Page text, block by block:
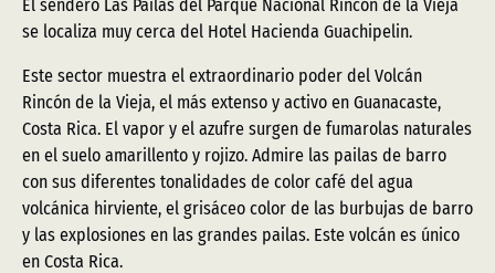
El sendero Las Pailas del Parque Nacional Rincón de la Vieja
se localiza muy cerca del Hotel Hacienda Guachipelin.
Este sector muestra el extraordinario poder del Volcán
Rincón de la Vieja, el más extenso y activo en Guanacaste,
Costa Rica. El vapor y el azufre surgen de fumarolas naturales
en el suelo amarillento y rojizo. Admire las pailas de barro
con sus diferentes tonalidades de color café del agua
volcánica hirviente, el grisáceo color de las burbujas de barro
y las explosiones en las grandes pailas. Este volcán es único
en Costa Rica.